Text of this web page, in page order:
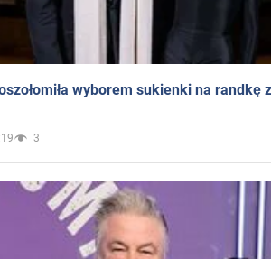
wyborem sukienki na randkę
3